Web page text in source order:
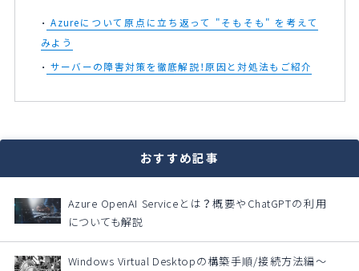
Azureについて原点に立ち返って "そもそも" を考えて
みよう
サーバーの障害対策を徹底解説！原因と対処法もご紹介
おすすめ記事
Azure OpenAI Serviceとは？概要やChatGPTの利用
についても解説
Windows Virtual Desktopの構築手順/接続方法編～